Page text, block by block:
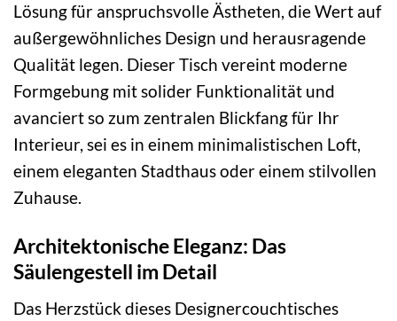
Lösung für anspruchsvolle Ästheten, die Wert auf
außergewöhnliches Design und herausragende
Qualität legen. Dieser Tisch vereint moderne
Formgebung mit solider Funktionalität und
avanciert so zum zentralen Blickfang für Ihr
Interieur, sei es in einem minimalistischen Loft,
einem eleganten Stadthaus oder einem stilvollen
Zuhause.
Architektonische Eleganz: Das
Säulengestell im Detail
Das Herzstück dieses Designercouchtisches